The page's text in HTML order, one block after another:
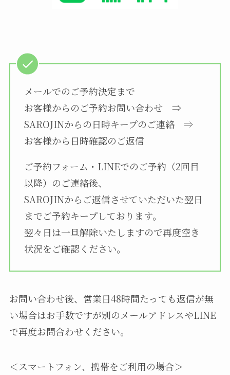
メールでのご予約決定まで
お客様からのご予約お問い合わせ ⇒
SAROJINからの日時キープのご連絡 ⇒
お客様から日時確認のご返信
ご予約フォーム・LINEでのご予約（2回目
以降）のご連絡後、
SAROJINからご返信させていただいた翌日
までご予約キープしております。
翌々日は一旦解除いたしますので再度空き
状況をご確認ください。
お問い合わせ後、営業日48時間たっても返信が無
い場合はお手数ですが別のメールアドレスやLINE
で再度お問合わせください。
＜スマートフォン、携帯をご利用の場合＞